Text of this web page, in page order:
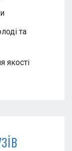
та
якості